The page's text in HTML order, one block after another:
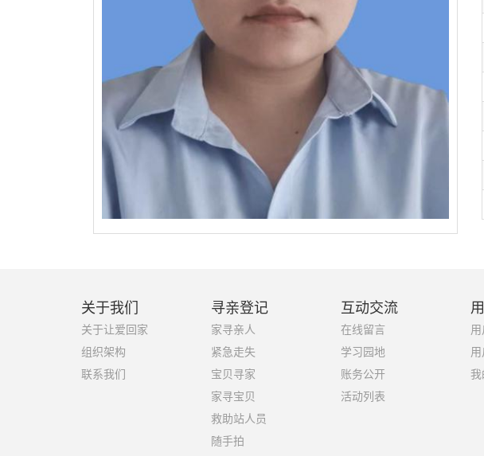
关于我们
关于让爱回家
组织架构
联系我们
寻亲登记
家寻亲人
紧急走失
宝贝寻家
家寻宝贝
救助站人员
随手拍
互动交流
在线留言
学习园地
账务公开
活动列表
用
我